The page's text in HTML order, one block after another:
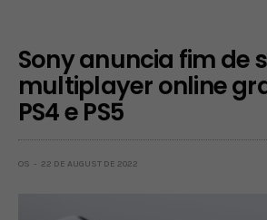
Sony anuncia fim de
multiplayer online
PS4 e PS5
OS 22 DE AUGUST DE 2022